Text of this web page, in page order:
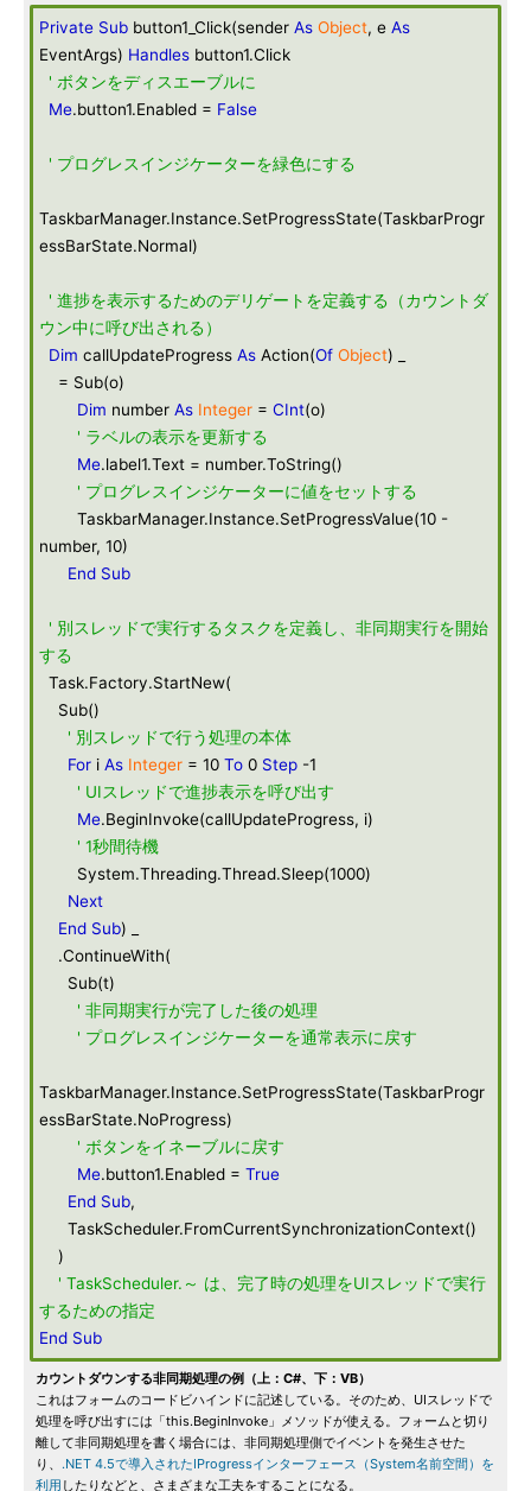
Private Sub button1_Click(sender As Object, e As
EventArgs) Handles button1.Click
' ボタンをディスエーブルに
Me.button1.Enabled = False
' プログレスインジケーターを緑色にする
TaskbarManager.Instance.SetProgressState(TaskbarProgr
essBarState.Normal)
' 進捗を表示するためのデリゲートを定義する（カウントダ
ウン中に呼び出される）
Dim callUpdateProgress As Action(Of Object) _
= Sub(o)
Dim number As Integer = CInt(o)
' ラベルの表示を更新する
Me.label1.Text = number.ToString()
' プログレスインジケーターに値をセットする
TaskbarManager.Instance.SetProgressValue(10 -
number, 10)
End Sub
' 別スレッドで実行するタスクを定義し、非同期実行を開始
する
Task.Factory.StartNew(
Sub()
' 別スレッドで行う処理の本体
For i As Integer = 10 To 0 Step -1
' UIスレッドで進捗表示を呼び出す
Me.BeginInvoke(callUpdateProgress, i)
' 1秒間待機
System.Threading.Thread.Sleep(1000)
Next
End Sub) _
.ContinueWith(
Sub(t)
' 非同期実行が完了した後の処理
' プログレスインジケーターを通常表示に戻す
TaskbarManager.Instance.SetProgressState(TaskbarProgr
essBarState.NoProgress)
' ボタンをイネーブルに戻す
Me.button1.Enabled = True
End Sub,
TaskScheduler.FromCurrentSynchronizationContext()
)
' TaskScheduler.～ は、完了時の処理をUIスレッドで実行
するための指定
End Sub
カウントダウンする非同期処理の例（上：C#、下：VB）
これはフォームのコードビハインドに記述している。そのため、UIスレッドで
処理を呼び出すには「this.BeginInvoke」メソッドが使える。フォームと切り
離して非同期処理を書く場合には、非同期処理側でイベントを発生させた
り、 .NET 4.5で導入されたIProgressインターフェース（System名前空間）を
利用 したりなどと、さまざまな工夫をすることになる。